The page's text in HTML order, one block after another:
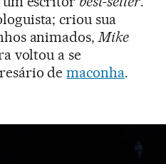
criou sua
animados,Mike
voltou a se
demaconha.